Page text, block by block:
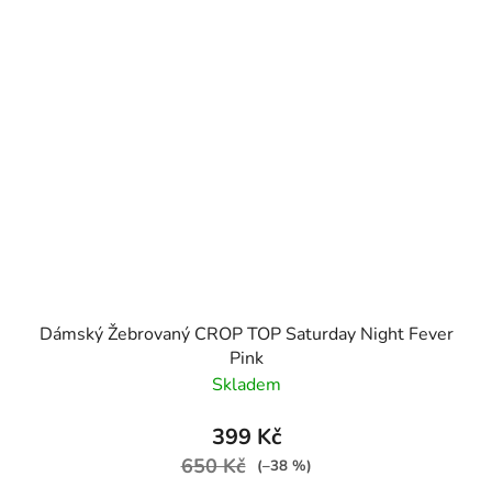
Dámský Žebrovaný CROP TOP Saturday Night Fever
Pink
Skladem
399 Kč
650 Kč (–38 %)